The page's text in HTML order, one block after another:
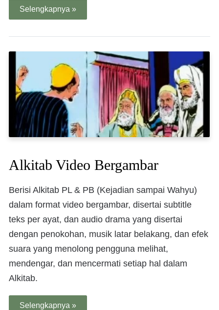
Selengkapnya »
Alkitab Video Bergambar
Berisi Alkitab PL & PB (Kejadian sampai Wahyu)
dalam format video bergambar, disertai subtitle
teks per ayat, dan audio drama yang disertai
dengan penokohan, musik latar belakang, dan efek
suara yang menolong pengguna melihat,
mendengar, dan mencermati setiap hal dalam
Alkitab.
Selengkapnya »